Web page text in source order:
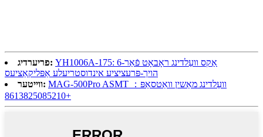
פריערדיג: YH1006A-175: 6-אַקס וועַלדינג ראָבאָט פֿאַר
הויך-פּרעציציע אינדוסטריעלע אַפּליקאַציעס
ווייטער: MAG-500Pro ASMT וועַלדינג מאַשין וואַטסאַפּ：
+8613825085210